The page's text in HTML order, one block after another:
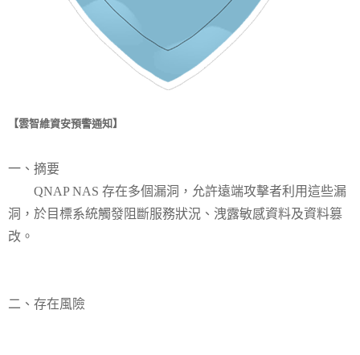
【雲智維資安預警通知】
一、摘要
QNAP NAS 存在多個漏洞，允許遠端攻擊者利用這些漏
洞，於目標系統觸發阻斷服務狀況、洩露敏感資料及資料篡
改。
二、存在風險